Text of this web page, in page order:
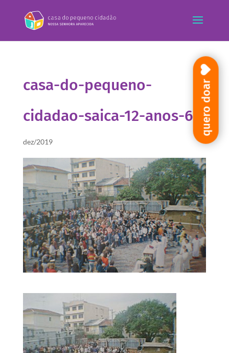
casa-do-pequeno-
cidadao-saica-12-anos-6
dez/2019
quero doar